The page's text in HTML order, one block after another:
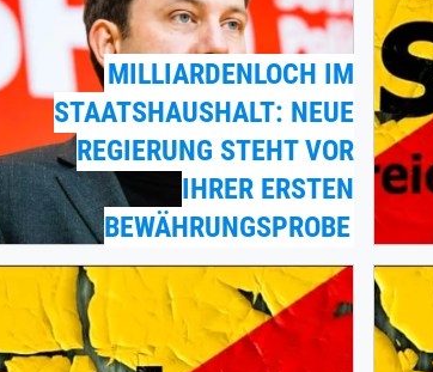
MILLIARDENLOCH IM
STAATSHAUSHALT: NEUE
REGIERUNG STEHT VOR
IHRER ERSTEN
BEWÄHRUNGSPROBE